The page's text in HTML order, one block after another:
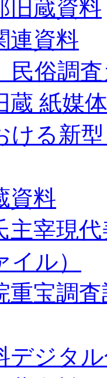
旧蔵資料
連資料
俗調査
蔵 紙媒
ける新
資料
主宰現
イル）
重宝調
デジタ